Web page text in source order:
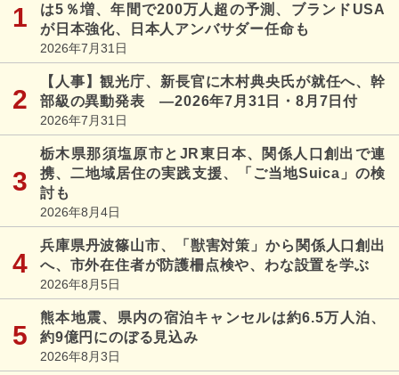
は5％増、年間で200万人超の予測、ブランドUSA
が日本強化、日本人アンバサダー任命も
2026年7月31日
【人事】観光庁、新長官に木村典央氏が就任へ、幹
部級の異動発表 ―2026年7月31日・8月7日付
2026年7月31日
栃木県那須塩原市とJR東日本、関係人口創出で連
携、二地域居住の実践支援、「ご当地Suica」の検
討も
2026年8月4日
兵庫県丹波篠山市、「獣害対策」から関係人口創出
へ、市外在住者が防護柵点検や、わな設置を学ぶ
2026年8月5日
熊本地震、県内の宿泊キャンセルは約6.5万人泊、
約9億円にのぼる見込み
2026年8月3日